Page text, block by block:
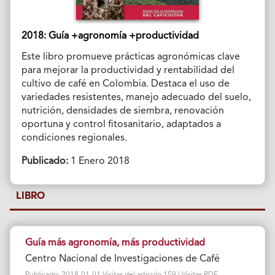
2018: Guía +agronomía +productividad
Este libro promueve prácticas agronómicas clave
para mejorar la productividad y rentabilidad del
cultivo de café en Colombia. Destaca el uso de
variedades resistentes, manejo adecuado del suelo,
nutrición, densidades de siembra, renovación
oportuna y control fitosanitario, adaptados a
condiciones regionales.
Publicado:1 Enero 2018
LIBRO
Guía más agronomía, más productividad
Centro Nacional de Investigaciones de Café